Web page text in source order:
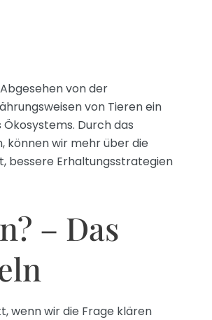
von der
von Tieren ein
Durch das
können wir mehr über die
bessere Erhaltungsstrategien
– Das
wenn wir die Frage klären